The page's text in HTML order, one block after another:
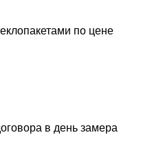
по цене
в день замера